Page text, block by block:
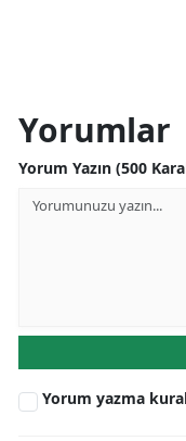
Yorumlar
Yorum Yazın (500
Yorum yazma